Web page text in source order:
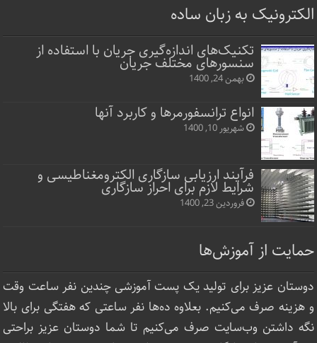
الکترونیک به زبان ساده
تکنیک‌های اندازه‌گیری جریان با استفاده از
سنسورهای مختلف جریان
بهمن 24, 1400
انواع ترانسفورمرها و کاربرد آنها
شهریور 10, 1400
فرآیند ارزیابی سازگاری الکترومغناطیسی و
شرایط لازم برای احراز سازگاری
فروردین 23, 1400
حمایت از آموزش‌ها
دوستان عزیز برای تولید یک پست آموزشی چندین نفر ساعت‌ وقت
و هزینه صرف می‌کنیم. بعلاوه ده‌ها نفر ساعتی که هفتگی برای بالا
نگه داشتن وب‌سایت صرف ‌می‌کنیم تا شما دوستان عزیز براحتی